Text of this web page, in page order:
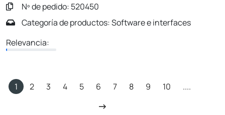
Nº de pedido: 520450
Categoría de productos: Software e interfaces
Relevancia:
1 2 3 4 5 6 7 8 9 10 ....